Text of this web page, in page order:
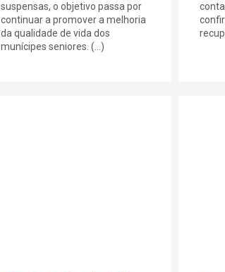
suspensas, o objetivo passa por
continuar a promover a melhoria
da qualidade de vida dos
munícipes seniores. (...)